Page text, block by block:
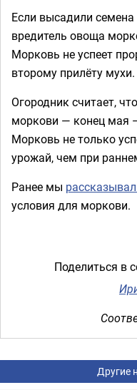
Если высадили
вредитель овоща
Морковь не успеет
второму прилёту мухи.
Огородник считает,
моркови — конец мая
Морковь не только
урожай, чем при
Ранее мы
условия для моркови.
Поделиться в
Другие